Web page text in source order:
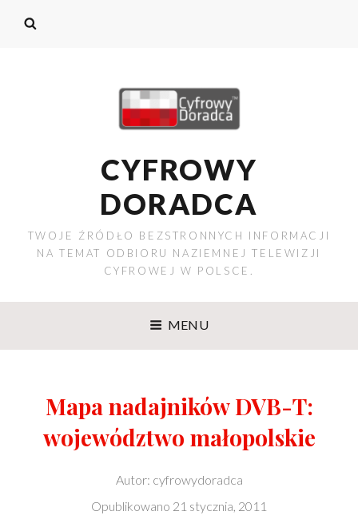
CYFROWY
DORADCA
TWOJE ŹRÓDŁO BEZSTRONNYCH INFORMACJI
NA TEMAT ODBIORU NAZIEMNEJ TELEWIZJI
CYFROWEJ W POLSCE.
MENU
Mapa nadajników DVB-T:
województwo małopolskie
Autor: cyfrowydoradca
Opublikowano 21 stycznia, 2011